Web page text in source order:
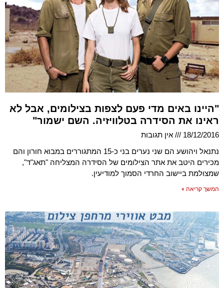
"היינו באים מדי פעם לצפות בצילומים, אבל לא
ראינו את הסידרה בטלוויזיה. השם ישמור"
18/12/2016
אין תגובות
נתנאל ויהושע הם שני נערים בני כ-15 המתגוררים במבוא חורון והם
מכירים היטב את אתר הצילומים של הסידרה המצליחה "תאג"ד",
שמצולמת ביישוב החרדי הסמוך למודיעין.
המשך קריאה »